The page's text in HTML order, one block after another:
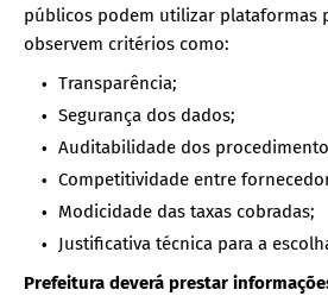
públicos podem utilizar plataformas
observem critérios como:
Transparência;
Segurança dos dados;
Auditabilidade dos
Competitividade entre
Modicidade das taxas cobradas;
Justificativa técnica para a
Prefeitura deverá prestar